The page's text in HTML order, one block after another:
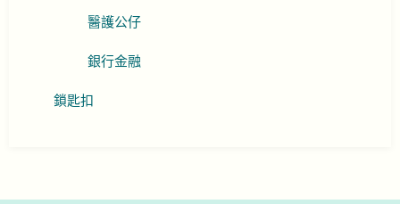
醫護公仔
銀行金融
鎖匙扣